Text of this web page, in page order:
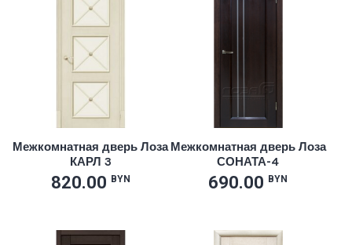
Межкомнатная дверь Лоза
КАРЛ 3
820.00 BYN
Межкомнатная дверь Лоза
СОНАТА-4
690.00 BYN